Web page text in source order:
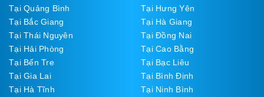
Tại Quảng Bình
Tại Hưng Yên
Tại Bắc Giang
Tại Hà Giang
Tại Thái Nguyên
Tại Đồng Nai
Tại Hải Phòng
Tại Cao Bằng
Tại Bến Tre
Tại Bạc Liêu
Tại Gia Lai
Tại Bình Định
Tại Hà Tĩnh
Tại Ninh Bình